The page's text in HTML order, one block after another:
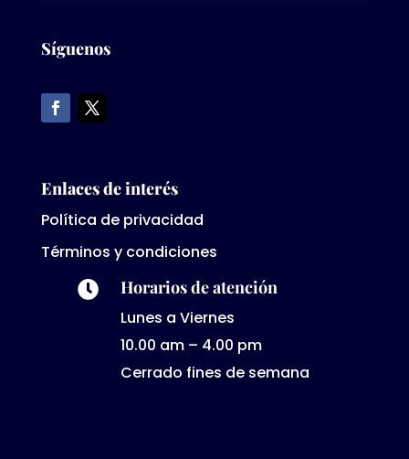
Síguenos
Enlaces de interés
Política de privacidad
Términos y condiciones

Horarios de atención
Lunes a Viernes
10.00 am – 4.00 pm
Cerrado fines de semana